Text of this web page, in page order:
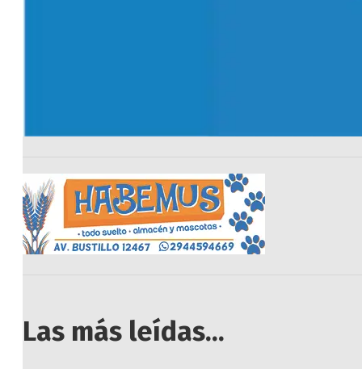
Las más leídas...